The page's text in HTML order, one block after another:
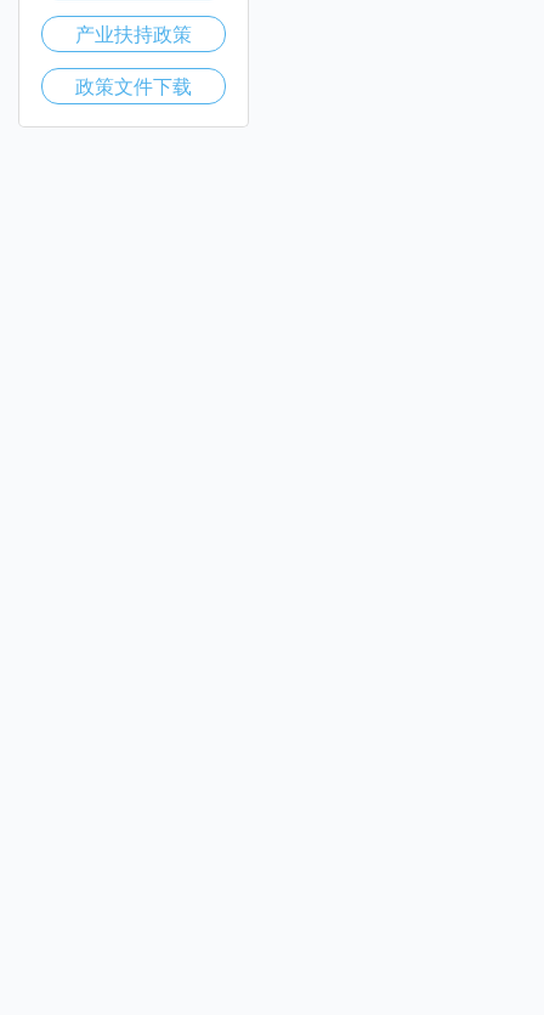
产业扶持政策
政策文件下载